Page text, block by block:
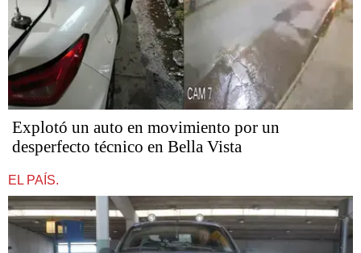
Explotó un auto en movimiento por un
desperfecto técnico en Bella Vista
EL PAÍS.